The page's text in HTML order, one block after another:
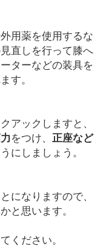
用薬を使用するな
直しを行って膝へ
ターなどの装具を
す。
アックしますと、
をつけ、 正座など
にしましょう。
になりますので、
と思います。
ください。